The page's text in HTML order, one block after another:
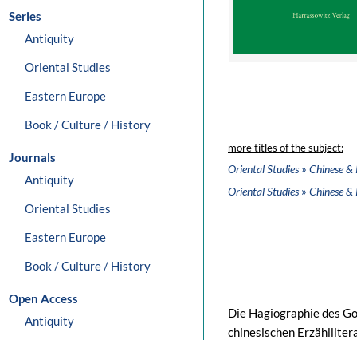
Series
Antiquity
Oriental Studies
Eastern Europe
Book / Culture / History
Journals
Antiquity
Oriental Studies
Eastern Europe
Book / Culture / History
Open Access
Antiquity
more titles of the subject:
Oriental Studies» Chinese &
Oriental Studies» Chinese &
Die Hagiographie des
chinesischen